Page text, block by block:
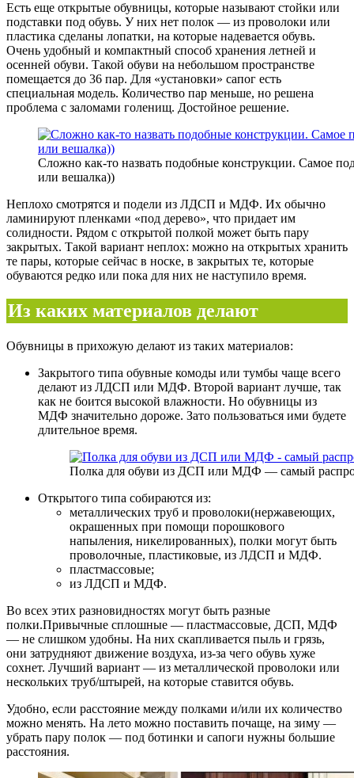
Есть еще открытые обувницы, которые называют стойки или
подставки под обувь. У них нет полок — из проволоки или
пластика сделаны лопатки, на которые надевается обувь.
Очень удобный и компактный способ хранения летней и
осенней обуви. Такой обуви на небольшом пространстве
помещается до 36 пар. Для «установки» сапог есть
специальная модель. Количество пар меньше, но решена
проблема с заломами голенищ. Достойное решение.
Сложно как-то назвать подобные конструкции. Самое
или вешалка))
Неплохо смотрятся и подели из ЛДСП и МДФ. Их обычно
ламинируют пленками «под дерево», что придает им
солидности. Рядом с открытой полкой может быть пару
закрытых. Такой вариант неплох: можно на открытых хранить
те пары, которые сейчас в носке, в закрытых те, которые
обуваются редко или пока для них не наступило время.
Из каких материалов делают
Обувницы в прихожую делают из таких материалов:
Закрытого типа обувные комоды или тумбы чаще всего
делают из ЛДСП или МДФ. Второй вариант лучше, так
как не боится высокой влажности. Но обувницы из
МДФ значительно дороже. Зато пользоваться ими будете
длительное время.
Полка для обуви из ДСП или МДФ — самый
Открытого типа собираются из:
металлических труб и проволоки(нержавеющих,
окрашенных при помощи порошкового
напыления, никелированных), полки могут быть
проволочные, пластиковые, из ЛДСП и МДФ.
пластмассовые;
из ЛДСП и МДФ.
Во всех этих разновидностях могут быть разные
полки.Привычные сплошные — пластмассовые, ДСП, МДФ
— не слишком удобны. На них скапливается пыль и грязь,
они затрудняют движение воздуха, из-за чего обувь хуже
сохнет. Лучший вариант — из металлической проволоки или
нескольких труб/штырей, на которые ставится обувь.
Удобно, если расстояние между полками и/или их количество
можно менять. На лето можно поставить почаще, на зиму —
убрать пару полок — под ботинки и сапоги нужны большие
расстояния.